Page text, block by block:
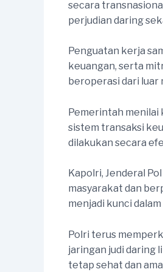
secara
perjudian daring
Penguatan kerja
keuangan, serta
beroperasi dari luar
Pemerintah menilai
sistem transaksi
dilakukan secara
Kapolri, Jenderal
masyarakat dan
menjadi kunci
Polri terus
jaringan judi daring
tetap sehat dan